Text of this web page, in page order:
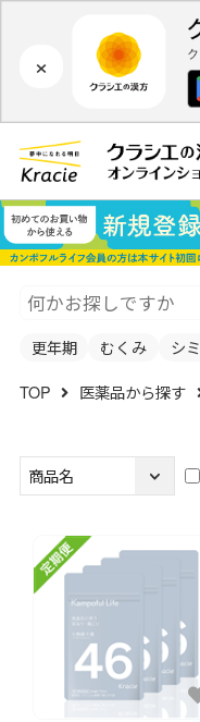
×
更年期 むくみ シミ
TOP 医薬品から探す